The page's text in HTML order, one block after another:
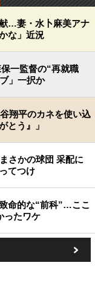
…妻・水卜麻美アナ
な」近況
一監督の“再就職
」一択か
翔平のカネを使い込
とう』」
さかの球団 采配に
てつけ
命的な“前科”…ここ
ったワケ